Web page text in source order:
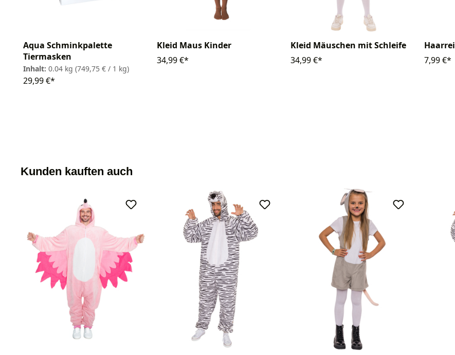
Aqua Schminkpalette
Tiermasken
Inhalt: 0.04 kg (749,75 € / 1 kg)
29,99 €*
Kleid Maus Kinder
34,99 €*
Kleid Mäuschen mit Schleife
34,99 €*
7,99 €*
Kunden kauften auch